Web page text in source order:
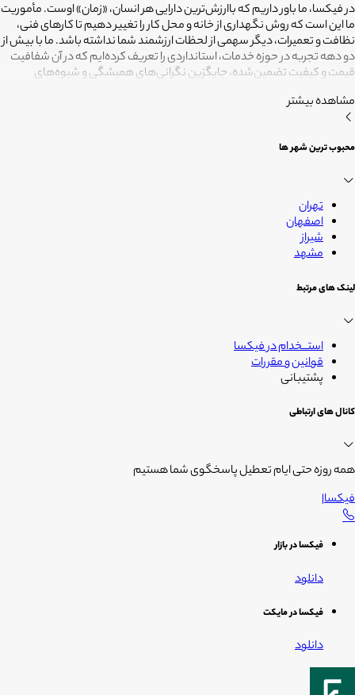
در فیکسا، ما باور داریم که باارزش‌ترین دارایی هر انسان، «زمان» اوست. مأموریت
ما این است که روش نگهداری از خانه و محل کار را تغییر دهیم تا کارهای فنی،
نظافت و تعمیرات، دیگر سهمی از لحظات ارزشمند شما نداشته باشد. ما با بیش از
دو دهه تجربه در حوزه خدمات، استانداردی را تعریف کرده‌ایم که در آن شفافیت
قیمت و کیفیت تضمین‌شده، جایگزین نگرانی‌های همیشگی و شیوه‌های
متخصصانی بسپاریم که از فیلترهای سخت‌گیرانه رد شده‌اند تا نتیجه نهایی،
دقیقاً همان فضای امن و بی‌دغدغه‌ای باشد که همیشه برای آرامش خود
آنکه شما فرصت بیشتری برای زندگی کردن داشته باشید؛ فیکسا، زمانی برای
مشاهده بیشتر
محبوب ترین شهر ها
تهران
اصفهان
شیراز
مشهد
لینک های مرتبط
استــخدام در فیکسا
قوانین و مقررات
پشتیبانی
کانال های ارتباطی
همه روزه حتی ایام تعطیل پاسخگوی شما هستیم
فیکسا|
فیکسا در بازار
دانلود
فیکسا در مایکت
دانلود